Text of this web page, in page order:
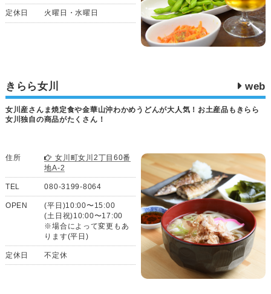
定休日 火曜日・水曜日
きらら女川 web
女川産さんま焼定食や金華山沖わかめうどんが大人気！お土産品もきらら
女川独自の商品がたくさん！
住所
女川町女川2丁目60番
地A-2
TEL 080-3199-8064
OPEN
(平日)10:00〜15:00
(土日祝)10:00〜17:00
※場合によって変更もあ
ります(平日)
定休日 不定休